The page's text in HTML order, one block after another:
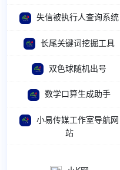
失信被执行人查询系统
长尾关键词挖掘工具
双色球随机出号
数学口算生成助手
小易传媒工作室导航网
站